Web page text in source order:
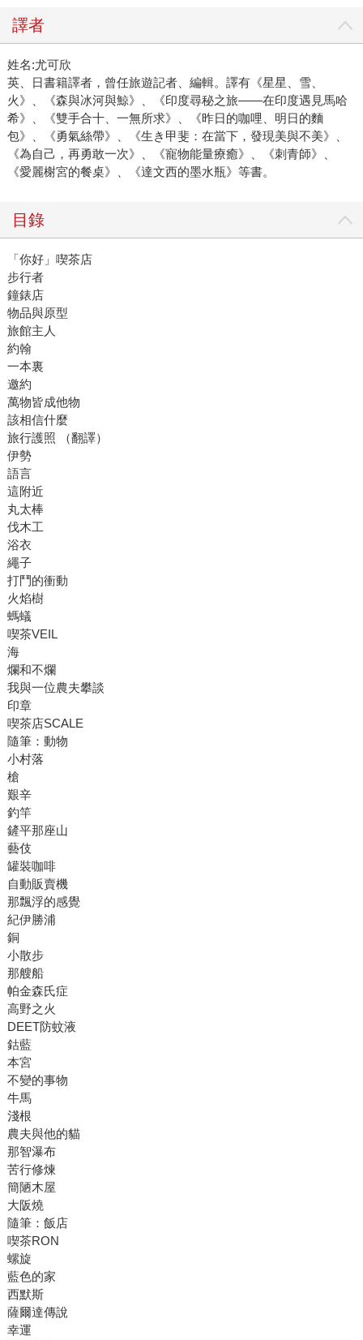
譯者
姓名:尤可欣
英、日書籍譯者，曾任旅遊記者、編輯。譯有《星星、雪、
火》、《森與冰河與鯨》、《印度尋秘之旅——在印度遇見馬哈
希》、《雙手合十、一無所求》、《昨日的咖哩、明日的麵
包》、《勇氣絲帶》、《生き甲斐：在當下，發現美與不美》、
《為自己，再勇敢一次》、《寵物能量療癒》、《刺青師》、
《愛麗榭宮的餐桌》、《達文西的墨水瓶》等書。
目錄
「你好」喫茶店
步行者
鐘錶店
物品與原型
旅館主人
約翰
一本裏
邀約
萬物皆成他物
該相信什麼
旅行護照 （翻譯）
伊勢
語言
這附近
丸太棒
伐木工
浴衣
繩子
打鬥的衝動
火焰樹
螞蟻
喫茶VEIL
海
爛和不爛
我與一位農夫攀談
印章
喫茶店SCALE
隨筆：動物
小村落
槍
艱辛
釣竿
鏟平那座山
藝伎
罐裝咖啡
自動販賣機
那飄浮的感覺
紀伊勝浦
銅
小散步
那艘船
帕金森氏症
高野之火
DEET防蚊液
鈷藍
本宮
不變的事物
牛馬
淺根
農夫與他的貓
那智瀑布
苦行修煉
簡陋木屋
大阪燒
隨筆：飯店
喫茶RON
螺旋
藍色的家
西默斯
薩爾達傳說
幸運